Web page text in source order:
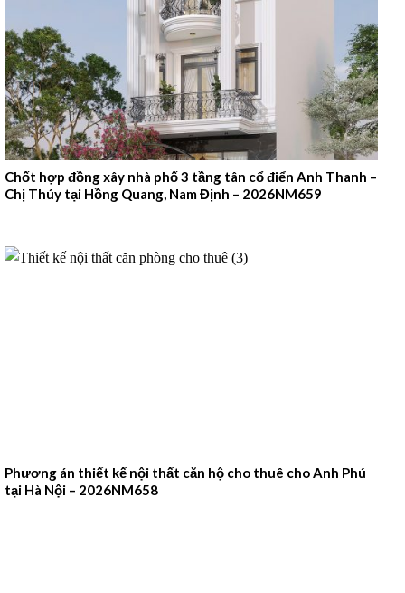
Chốt hợp đồng xây nhà phố 3 tầng tân cổ điển Anh Thanh –
Chị Thúy tại Hồng Quang, Nam Định – 2026NM659
Phương án thiết kế nội thất căn hộ cho thuê cho Anh Phú
tại Hà Nội – 2026NM658